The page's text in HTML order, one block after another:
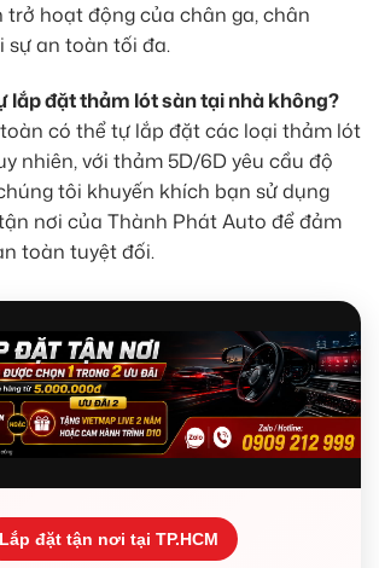
trở hoạt động của chân ga, chân
sự an toàn tối đa.
lắp đặt thảm lót sàn tại nhà không?
có thể tự lắp đặt các loại thảm lót
nhiên, với thảm 5D/6D yêu cầu độ
tôi khuyến khích bạn sử dụng
nơi của Thành Phát Auto để đảm
toàn tuyệt đối.
Lắp đặt tận nơi tại TP.HCM